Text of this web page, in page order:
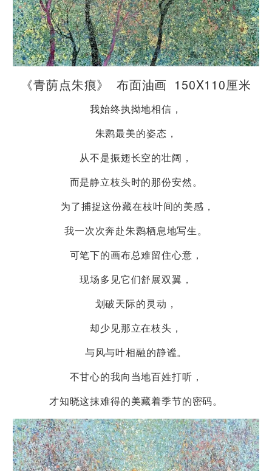
《青荫点朱痕》 布面油画 150X110厘米
我始终执拗地相信，
朱鹮最美的姿态，
从不是振翅长空的壮阔，
而是静立枝头时的那份安然。
为了捕捉这份藏在枝叶间的美感，
我一次次奔赴朱鹮栖息地写生。
可笔下的画布总难留住心意，
现场多见它们舒展双翼，
划破天际的灵动，
却少见那立在枝头，
与风与叶相融的静谧。
不甘心的我向当地百姓打听，
才知晓这抹难得的美藏着季节的密码。